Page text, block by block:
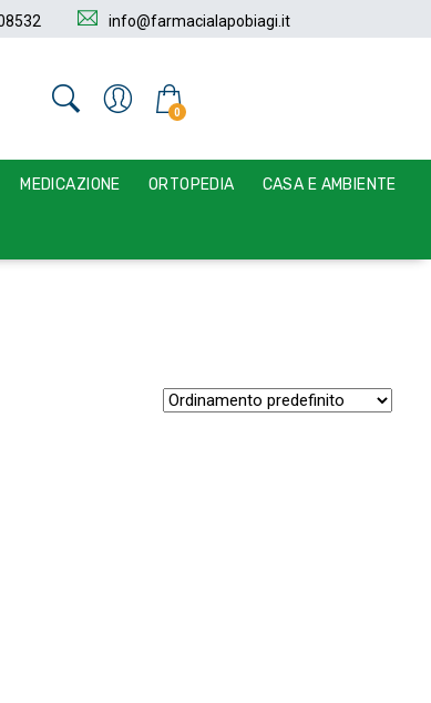
info@farmacialapobiagi.it
0
MEDICAZIONE ORTOPEDIA CASA E AMBIENTE